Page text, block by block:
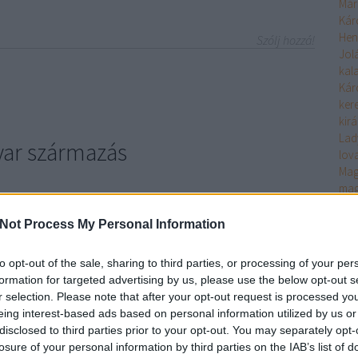
Process My Personal Information
opt-out of the sale, sharing to third parties, or processing of your
for targeted advertising by us, please use the below opt-out
selection. Please note that after your opt-out request is processed
interest-based ads based on personal information utilized by us
to third parties prior to your opt-out. You may separately
of your personal information by third parties on the IAB’s list of
származás
11. század legnagyobb dinasztikus rejtélye
eredete – A rusz elmélet
– A magyar származás
külföldi elmélet – lengyel, rusz, német – mindegyike
az a középkori hagyomány erős és következetes
dinasztia vére volt. A kérdés már csak az, hogy melyik
tényt egyetlen kortárs magyar forrás sem, holott Ágota